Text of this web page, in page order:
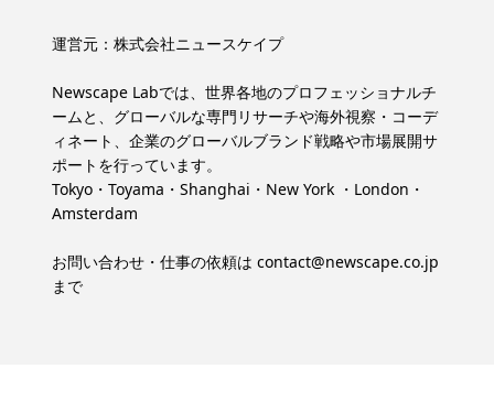
運営元： 株式会社ニュースケイプ
Newscape Labでは、世界各地のプロフェッショナルチ
ームと、グローバルな専門リサーチや海外視察・コーデ
ィネート、企業のグローバルブランド戦略や市場展開サ
ポートを行っています。
Tokyo・Toyama・Shanghai・New York ・London・
Amsterdam
お問い合わせ・仕事の依頼は contact@newscape.co.jp
まで